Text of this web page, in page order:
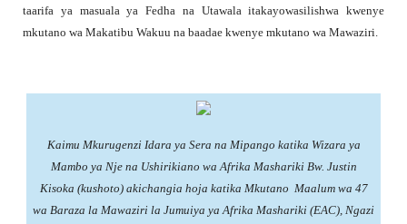
taarifa ya masuala ya Fedha na Utawala itakayowasilishwa kwenye
mkutano wa Makatibu Wakuu na baadae kwenye mkutano wa Mawaziri.
Kaimu Mkurugenzi Idara ya Sera na Mipango katika Wizara ya
Mambo ya Nje na Ushirikiano wa Afrika Mashariki Bw. Justin
Kisoka (kushoto) akichangia hoja katika Mkutano Maalum wa 47
wa Baraza la Mawaziri la Jumuiya ya Afrika Mashariki (EAC), Ngazi